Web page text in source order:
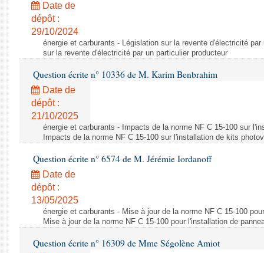
Date de
dépôt :
29/10/2024
énergie et carburants - Législation sur la revente d'électricité
sur la revente d'électricité par un particulier producteur
Question écrite n° 10336 de M. Karim Benbrahim
Date de
dépôt :
21/10/2025
énergie et carburants - Impacts de la norme NF C 15-100 sur
Impacts de la norme NF C 15-100 sur l'installation de kits
Question écrite n° 6574 de M. Jérémie Iordanoff
Date de
dépôt :
13/05/2025
énergie et carburants - Mise à jour de la norme NF C 15-100
Mise à jour de la norme NF C 15-100 pour l'installation de
Question écrite n° 16309 de Mme Ségolène Amiot